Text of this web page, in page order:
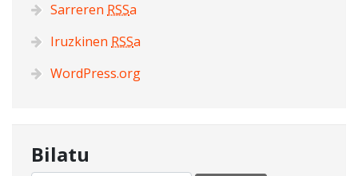
Sarreren RSSa
Iruzkinen RSSa
WordPress.org
Bilatu